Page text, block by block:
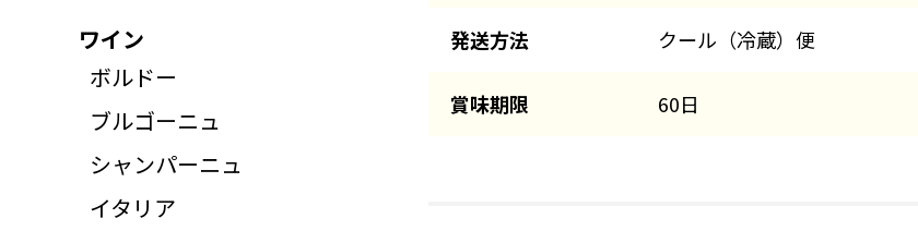
ワイン
ボルドー
ブルゴーニュ
シャンパーニュ
イタリア
発送方法 クール（冷蔵）便
賞味期限 60日